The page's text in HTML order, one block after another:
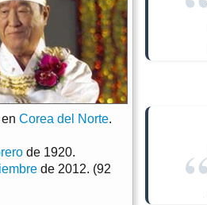
Corea del Norte.
de 1920.
de 2012. (92